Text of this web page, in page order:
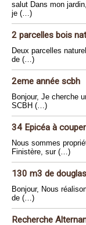
salut Dans mon
je (…)
2 parcelles bois
Deux parcelles
de (…)
2eme année scbh
Bonjour, Je cherche
SCBH (…)
34 Epicéa à
Nous sommes
Finistère, sur (…)
130 m3 de
Bonjour, Nous
de (…)
Recherche